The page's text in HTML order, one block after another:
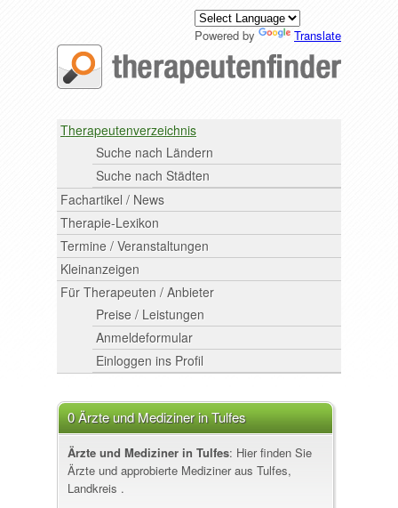
Powered by Translate
Therapeutenverzeichnis
Suche nach Ländern
Suche nach Städten
Fachartikel / News
Therapie-Lexikon
Termine / Veranstaltungen
Kleinanzeigen
Für Therapeuten / Anbieter
Preise / Leistungen
Anmeldeformular
Einloggen ins Profil
0 Ärzte und Mediziner in Tulfes
Ärzte und Mediziner in Tulfes: Hier finden Sie
Ärzte und approbierte Mediziner aus Tulfes,
Landkreis .